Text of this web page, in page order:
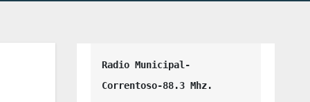
Radio Municipal-
Correntoso-88.3 Mhz.